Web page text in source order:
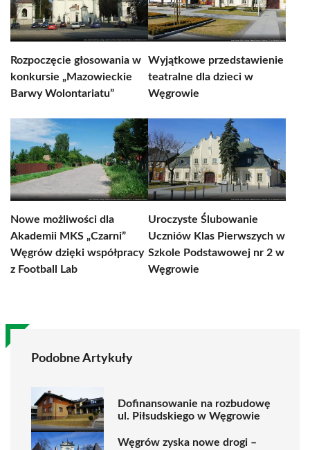
Rozpoczęcie głosowania w
konkursie „Mazowieckie
Barwy Wolontariatu”
Wyjątkowe przedstawienie
teatralne dla dzieci w
Węgrowie
Nowe możliwości dla
Akademii MKS „Czarni”
Węgrów dzięki współpracy
z Football Lab
Uroczyste Ślubowanie
Uczniów Klas Pierwszych w
Szkole Podstawowej nr 2 w
Węgrowie
Podobne Artykuły
Dofinansowanie na rozbudowę
ul. Piłsudskiego w Węgrowie
Węgrów zyska nowe drogi –